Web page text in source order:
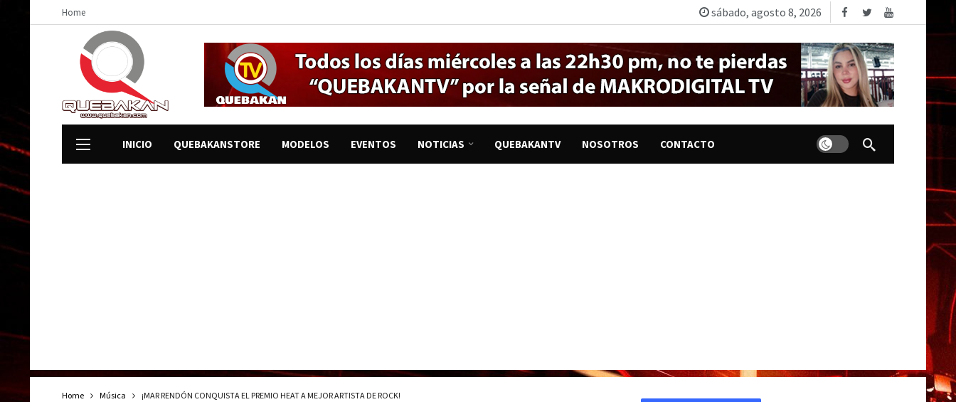
Home sábado, agosto 8, 2026
INICIO QUEBAKANSTORE MODELOS EVENTOS NOTICIAS QUEBAKANTV NOSOTROS CONTACTO Dark mode
Home Música ¡MAR RENDÓN CONQUISTA EL PREMIO HEAT A MEJOR ARTISTA DE ROCK!